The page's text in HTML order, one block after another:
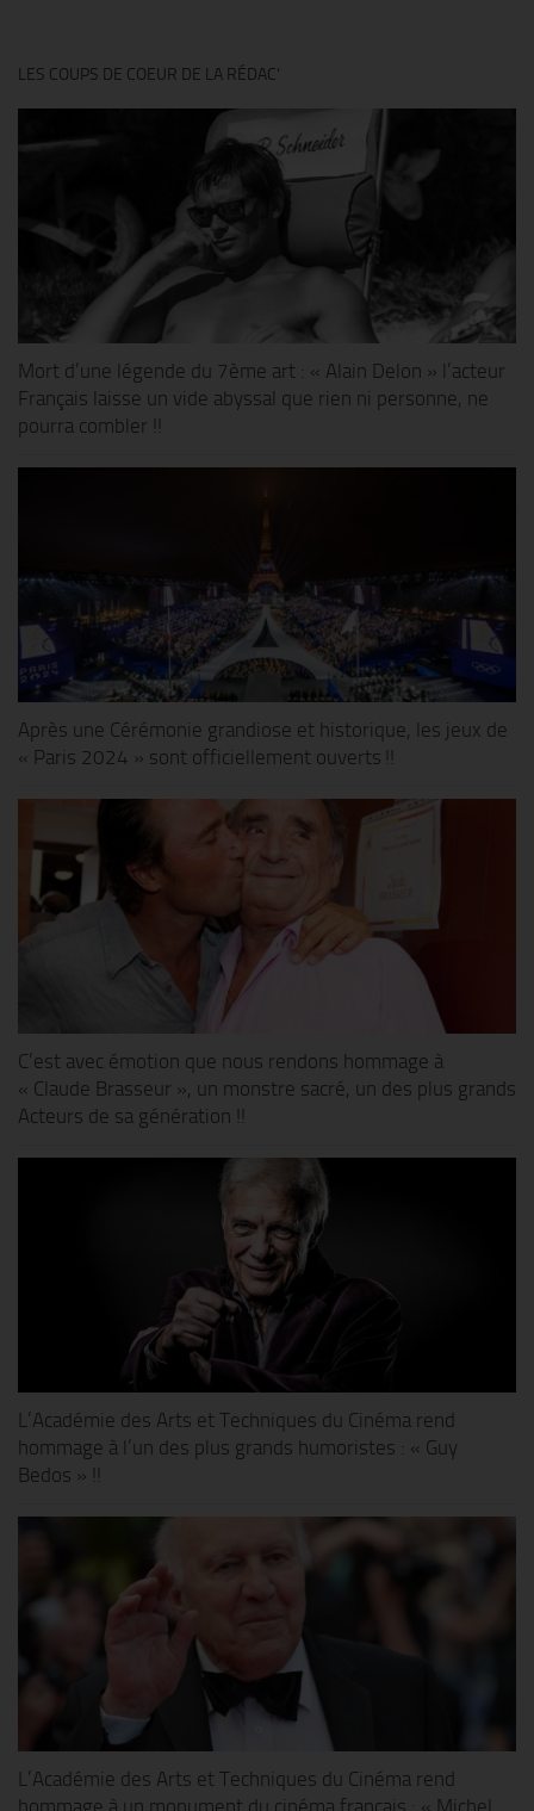
LES COUPS DE COEUR DE LA RÉDAC’
Mort d’une légende du 7ème art : « Alain Delon » l’acteur
Français laisse un vide abyssal que rien ni personne, ne
pourra combler !!
Après une Cérémonie grandiose et historique, les jeux de
« Paris 2024 » sont officiellement ouverts !!
C’est avec émotion que nous rendons hommage à
« Claude Brasseur », un monstre sacré, un des plus grands
Acteurs de sa génération !!
L’Académie des Arts et Techniques du Cinéma rend
hommage à l’un des plus grands humoristes : « Guy
Bedos » !!
L’Académie des Arts et Techniques du Cinéma rend